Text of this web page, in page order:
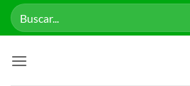
Saltar
Buscar
por: